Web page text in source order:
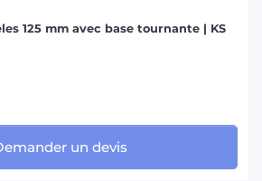
125 mm avec base tournante | KS
un devis